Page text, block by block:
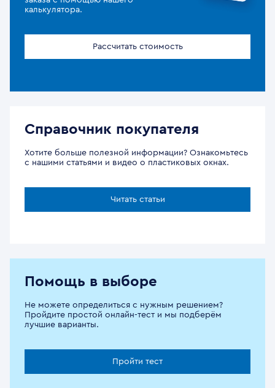
калькулятора.
Рассчитать стоимость
Справочник покупателя
Хотите больше полезной информации? Ознакомьтесь
с нашими статьями и видео о пластиковых окнах.
Читать статьи
Помощь в выборе
Не можете определиться с нужным решением?
Пройдите простой онлайн-тест и мы подберём
лучшие варианты.
Пройти тест